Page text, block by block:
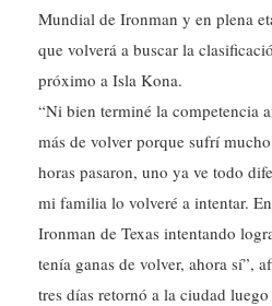
Mundial de Ironman y en plena
que volverá a buscar la
próximo a Isla Kona.
“Ni bien terminé la competencia
más de volver porque sufrí
horas pasaron, uno ya ve todo
mi familia lo volveré a intentar.
Ironman de Texas intentando
tenía ganas de volver, ahora sí”,
tres días retornó a la ciudad